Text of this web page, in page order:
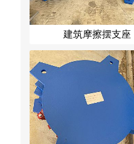
建筑摩擦摆支座